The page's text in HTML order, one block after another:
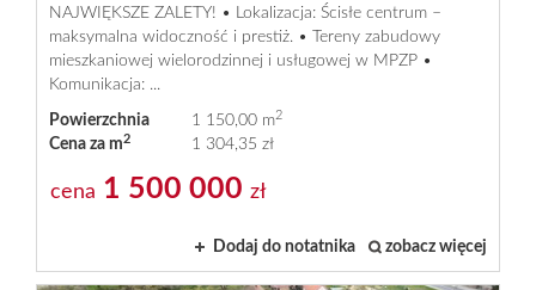
Domy
NAJWIĘKSZE ZALETY! • Lokalizacja: Ścisłe centrum –
maksymalna widoczność i prestiż. • Tereny zabudowy
mieszkaniowej wielorodzinnej i usługowej w MPZP •
Komunikacja: ...
Powierzchnia 1 150,00 m2
Cena za m2 1 304,35 zł
cena 1 500 000 zł
Dodaj do notatnika zobacz więcej